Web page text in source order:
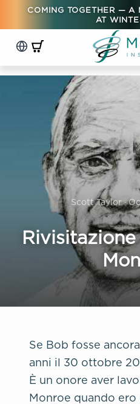
COMING TOGETHER — A
AT
Scott Taylor ·
Se Bob fosse
anni il 30 ottobre
È un onore aver
Monroe quando